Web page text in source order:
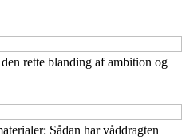
rette blanding af ambition og
Sådan har våddragten